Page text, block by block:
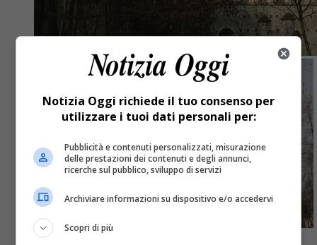
Notizia Oggi richiede il tuo consenso per
utilizzare i tuoi dati personali per:
Pubblicità e contenuti personalizzati, misurazione
delle prestazioni dei contenuti e degli annunci,
ricerche sul pubblico, sviluppo di servizi
Archiviare informazioni su dispositivo e/o accedervi
Scopri di più